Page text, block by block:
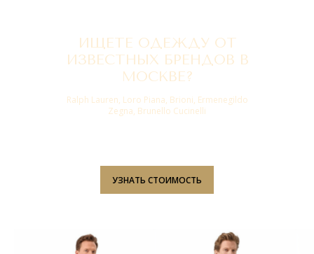
Ralph Lauren, Loro Piana, Brioni, Ermenegildo
Zegna, Brunello Cucinelli
ИЩЕТЕ ОДЕЖДУ ОТ
ИЗВЕСТНЫХ БРЕНДОВ В
МОСКВЕ?
УЗНАТЬ СТОИМОСТЬ